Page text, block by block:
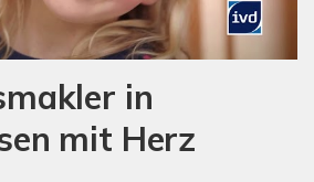
in
mit Herz